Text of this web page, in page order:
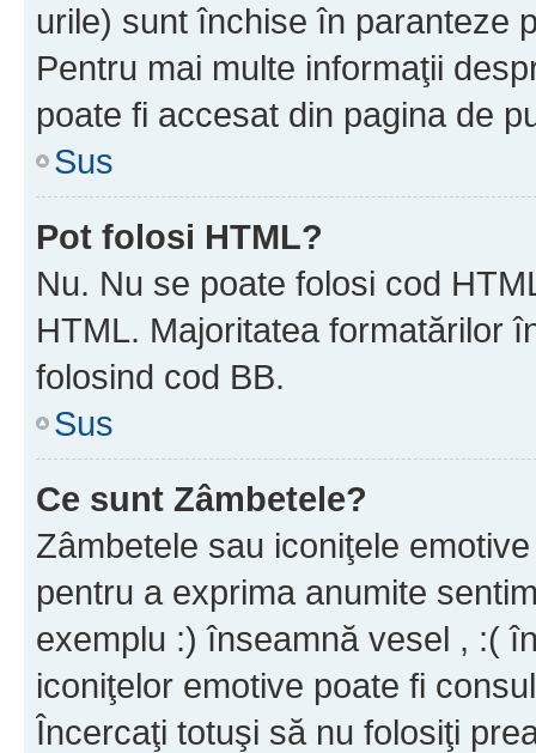
urile) sunt închise în paranteze
Pentru mai multe informaţii
poate fi accesat din pagina de
Sus
Pot folosi HTML?
Nu. Nu se poate folosi cod
HTML. Majoritatea formatărilor
folosind cod BB.
Sus
Ce sunt Zâmbetele?
Zâmbetele sau iconiţele
pentru a exprima anumite
exemplu :) înseamnă vesel , :(
iconiţelor emotive poate fi
Încercaţi totuşi să nu folosiţi